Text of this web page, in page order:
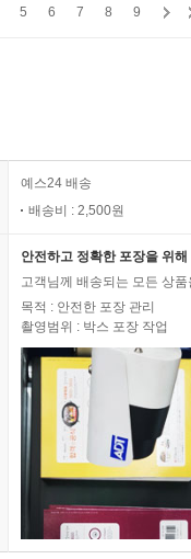
5 6 7 8 9
예스24 배송
배송비 : 2,500원
안전하고 정확한 포장을 위
고객님께 배송되는 모든 상
목적 : 안전한 포장 관리
촬영범위 : 박스 포장 작업